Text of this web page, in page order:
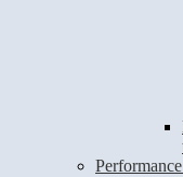
Performance